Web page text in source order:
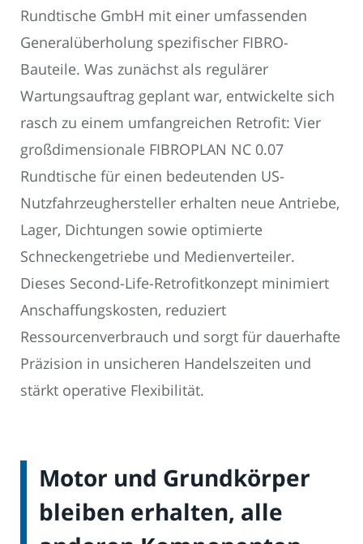
Rundtische GmbH mit einer umfassenden
Generalüberholung spezifischer FIBRO-
Bauteile. Was zunächst als regulärer
Wartungsauftrag geplant war, entwickelte sich
rasch zu einem umfangreichen Retrofit: Vier
großdimensionale FIBROPLAN NC 0.07
Rundtische für einen bedeutenden US-
Nutzfahrzeughersteller erhalten neue Antriebe,
Lager, Dichtungen sowie optimierte
Schneckengetriebe und Medienverteiler.
Dieses Second-Life-Retrofitkonzept minimiert
Anschaffungskosten, reduziert
Ressourcenverbrauch und sorgt für dauerhafte
Präzision in unsicheren Handelszeiten und
stärkt operative Flexibilität.
Motor und Grundkörper
bleiben erhalten, alle